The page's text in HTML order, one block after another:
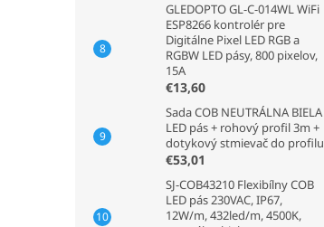
GLEDOPTO GL-C-014WL WiFi
ESP8266 kontrolér pre
Digitálne Pixel LED RGB a
RGBW LED pásy, 800 pixelov,
15A
€13,60
Sada COB NEUTRÁLNA BIELA
LED pás + rohový profil 3m +
dotykový stmievač do profilu
€53,01
SJ-COB43210 Flexibílny COB
LED pás 230VAC, IP67,
12W/m, 432led/m, 4500K,